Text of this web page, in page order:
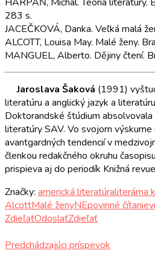
283 s.
JACEČKOVÁ, Danka. Veľká malá
ALCOTT, Louisa May. Malé ženy.
MANGUEL, Alberto. Dějiny čtení.
Jaroslava Šaková (1991)
literatúru a anglický jazyk a
Doktorandské štúdium
literatúry SAV. Vo svojom
avantgardných tendencií v
členkou redakčného okruhu
prispieva aj do periodík Knižná
Značky: americká literatúraliterárna
AlcottMalé ženyNEpovinné čítanie
ZdieľaťOdoslaťZdieľať
Predchádzajúci príspevok